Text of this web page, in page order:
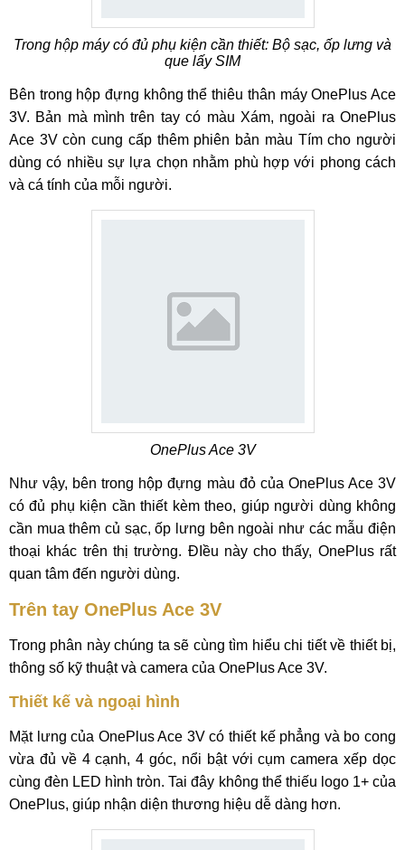
Trong hộp máy có đủ phụ kiện cần thiết: Bộ sạc, ốp lưng và
que lấy SIM
Bên trong hộp đựng không thể thiêu thân máy OnePlus Ace
3V. Bản mà mình trên tay có màu Xám, ngoài ra OnePlus
Ace 3V còn cung cấp thêm phiên bản màu Tím cho người
dùng có nhiều sự lựa chọn nhằm phù hợp với phong cách
và cá tính của mỗi người.
OnePlus Ace 3V
Như vậy, bên trong hộp đựng màu đỏ của OnePlus Ace 3V
có đủ phụ kiện cần thiết kèm theo, giúp người dùng không
cần mua thêm củ sạc, ốp lưng bên ngoài như các mẫu điện
thoại khác trên thị trường. ĐIều này cho thấy, OnePlus rất
quan tâm đến người dùng.
Trên tay OnePlus Ace 3V
Trong phân này chúng ta sẽ cùng tìm hiểu chi tiết về thiết bị,
thông số kỹ thuật và camera của OnePlus Ace 3V.
Thiết kế và ngoại hình
Mặt lưng của OnePlus Ace 3V có thiết kế phẳng và bo cong
vừa đủ về 4 cạnh, 4 góc, nổi bật với cụm camera xếp dọc
cùng đèn LED hình tròn. Tai đây không thể thiếu logo 1+ của
OnePlus, giúp nhận diện thương hiệu dễ dàng hơn.